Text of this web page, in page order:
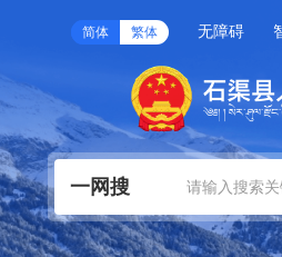
简体 繁体 无障碍
一网搜